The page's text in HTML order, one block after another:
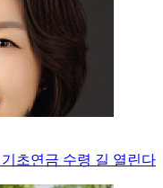
초연금 수령 길 열린다